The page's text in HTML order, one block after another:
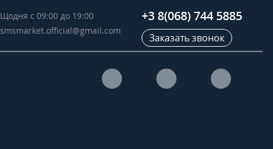
Щодня с 09:00 до 19:00
smsmarket.official@gmail.com
+3 8(068) 744 5885
Заказать звонок